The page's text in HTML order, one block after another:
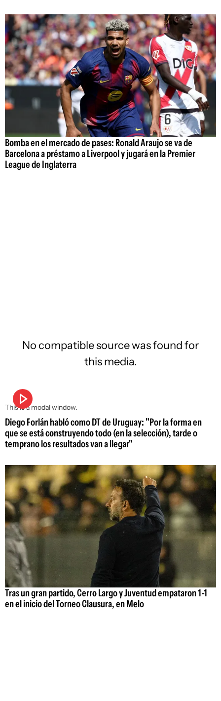
Bomba en el mercado de pases: Ronald Araujo se va de
Barcelona a préstamo a Liverpool y jugará en la Premier
League de Inglaterra
This is a modal window.
No compatible source was found for
this media.
Diego Forlán habló como DT de Uruguay: "Por la forma en
que se está construyendo todo (en la selección), tarde o
temprano los resultados van a llegar"
Tras un gran partido, Cerro Largo y Juventud empataron 1-1
en el inicio del Torneo Clausura, en Melo